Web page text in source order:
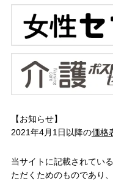
【お知らせ】
2021年4月1日以降の価格
当サイトに記載されてい
ただくためのものであり